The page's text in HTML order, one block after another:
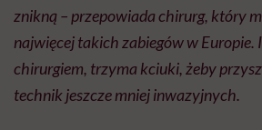
znikną – przepowiada chirurg, który
najwięcej takich zabiegów w Europie.
chirurgiem, trzyma kciuki, żeby
technik jeszcze mniej inwazyjnych.